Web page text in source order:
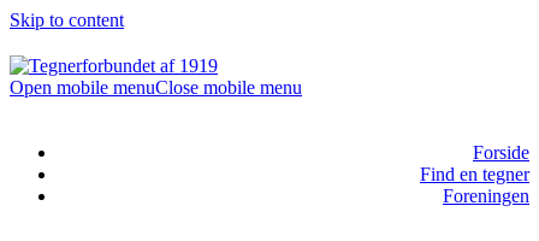
Skip to content
Open mobile menuClose mobile menu
Forside
Find en tegner
Foreningen